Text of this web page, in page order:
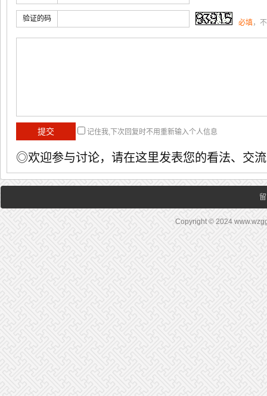
验证的码 必填，
记住我,下次回复时不用重新输入个人信息
◎欢迎参与讨论，请在这里发表您的看法、交
Copyright © 2024